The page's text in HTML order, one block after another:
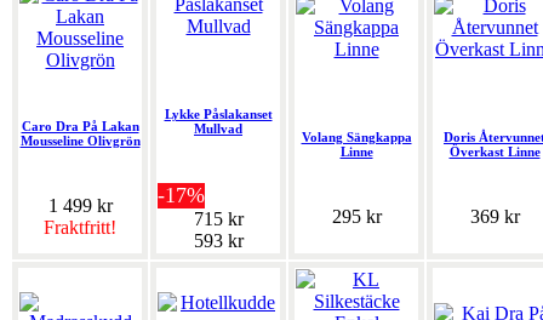
Caro Dra På Lakan
Mousseline Olivgrön
1 499 kr
Fraktfritt!
Lykke Påslakanset
Mullvad
-17%
715 kr
593 kr
Volang Sängkappa
Linne
295 kr
Doris
Överkast Linne
369 kr